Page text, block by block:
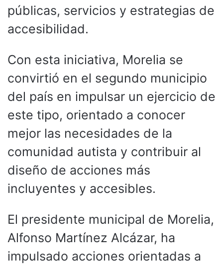
públicas, servicios y estrategias de
accesibilidad.
Con esta iniciativa, Morelia se
convirtió en el segundo municipio
del país en impulsar un ejercicio de
este tipo, orientado a conocer
mejor las necesidades de la
comunidad autista y contribuir al
diseño de acciones más
incluyentes y accesibles.
El presidente municipal de Morelia,
Alfonso Martínez Alcázar, ha
impulsado acciones orientadas a